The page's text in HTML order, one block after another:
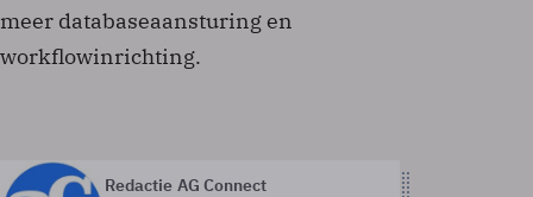
meer databaseaansturing en
workflowinrichting.
Redactie AG Connect